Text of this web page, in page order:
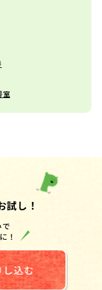
室
試し！
に！
込む